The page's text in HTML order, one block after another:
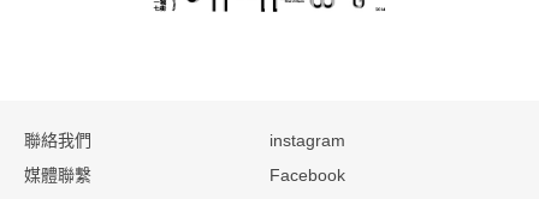
聯絡我們
媒體聯繫
instagram
Facebook